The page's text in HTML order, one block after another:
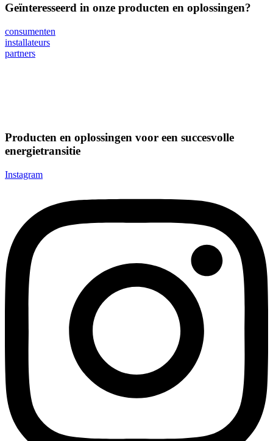
Geïnteresseerd in onze producten en oplossingen?
consumenten
installateurs
partners
Producten en oplossingen voor een succesvolle
energietransitie
Instagram